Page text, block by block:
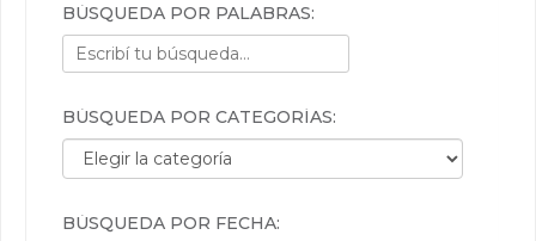
BÚSQUEDA POR PALABRAS:
BÚSQUEDA POR CATEGORÍAS:
Búsqueda por categorías:
BÚSQUEDA POR FECHA: